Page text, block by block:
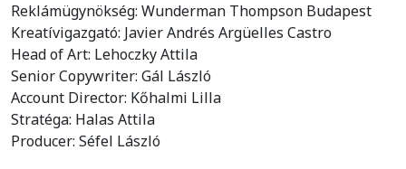
Reklámügynökség: Wunderman Thompson Budapest
Kreatívigazgató: Javier Andrés Argüelles Castro
Head of Art: Lehoczky Attila
Senior Copywriter: Gál László
Account Director: Kőhalmi Lilla
Stratéga: Halas Attila
Producer: Séfel László